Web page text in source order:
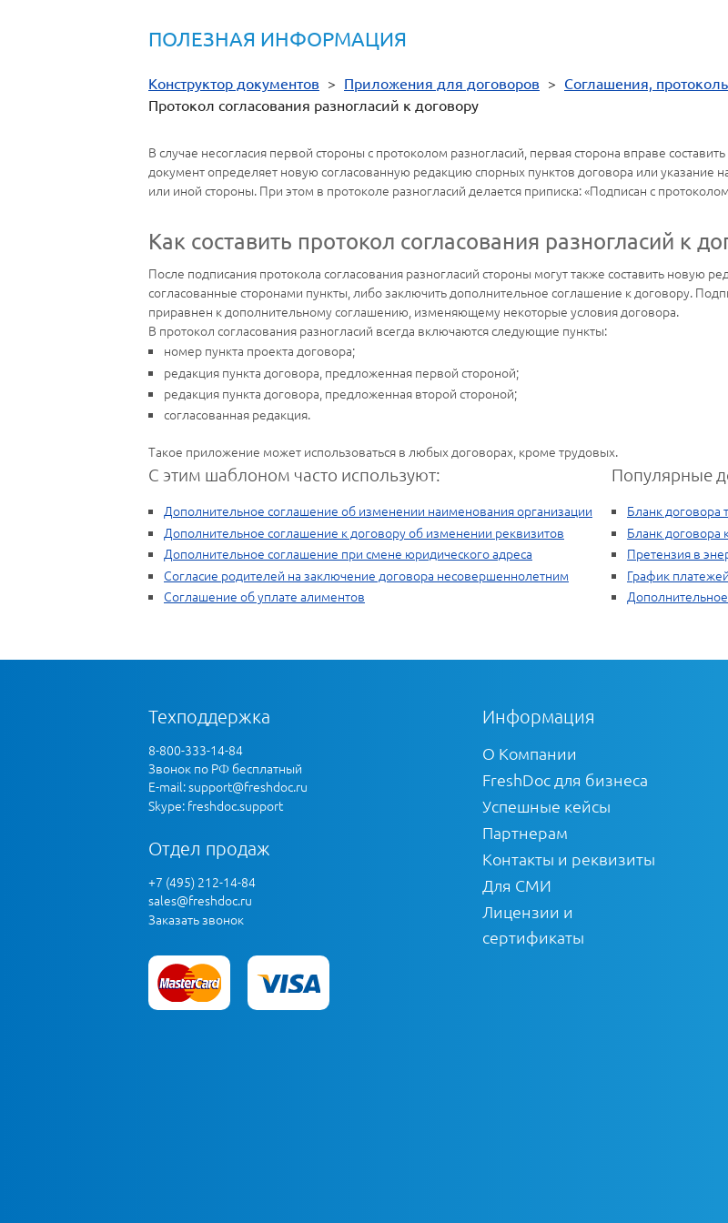
ПОЛЕЗНАЯ ИНФОРМАЦИЯ
Конструктор документов > Приложения для договоров > Соглашения,
Протокол согласования разногласий к договору
В случае несогласия первой стороны с протоколом разногласий, первая сторона вправе
документ определяет новую согласованную редакцию спорных пунктов договора или указание
или иной стороны. При этом в протоколе разногласий делается приписка: «Подписан с
Как составить протокол согласования разногласий к
После подписания протокола согласования разногласий стороны могут также составить новую
согласованные сторонами пункты, либо заключить дополнительное соглашение к договору.
приравнен к дополнительному соглашению, изменяющему некоторые условия договора.
В протокол согласования разногласий всегда включаются следующие пункты:
номер пункта проекта договора;
редакция пункта договора, предложенная первой стороной;
редакция пункта договора, предложенная второй стороной;
согласованная редакция.
Такое приложение может использоваться в любых договорах, кроме трудовых.
С этим шаблоном часто используют:
Дополнительное соглашение об изменении наименования организации
Дополнительное соглашение к договору об изменении реквизитов
Дополнительное соглашение при смене юридического адреса
Согласие родителей на заключение договора несовершеннолетним
Соглашение об уплате алиментов
Популярные
Бланк договора
Бланк
Претензия в
График платежей
Техподдержка
8-800-333-14-84
Звонок по РФ бесплатный
E-mail:support@freshdoc.ru
Skype: freshdoc.support
Отдел продаж
+7 (495) 212-14-84
sales@freshdoc.ru
Заказать звонок
Информация
О Компании
FreshDoc для бизнеса
Успешные кейсы
Партнерам
Контакты и реквизиты
Для СМИ
Лицензии и
сертификаты